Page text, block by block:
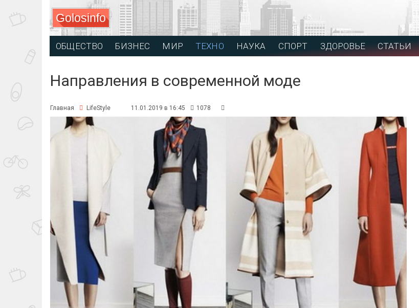
Golosinfo
ОБЩЕСТВО БИЗНЕС МИР ТЕХНО НАУКА СПОРТ ЗДОРОВЬЕ СТАТЬИ
Направления в современной моде
Главная LifeStyle 11.01.2019 в 16:45 1078